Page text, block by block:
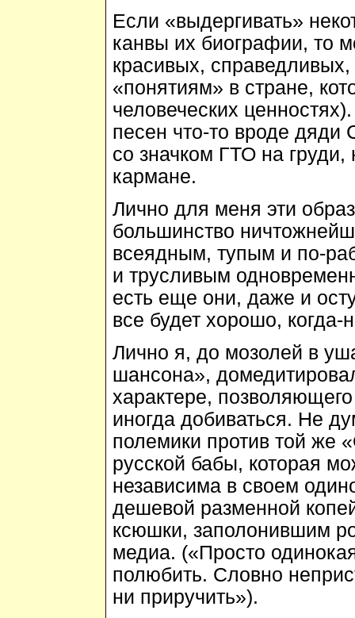
Если «выдергивать»
канвы их биографии, то
красивых,
«понятиям» в стране,
человеческих
песен что-то вроде дяди
со значком ГТО на
кармане.
Лично для меня эти
большинство
всеядным, тупым и по-
и трусливым
есть еще они, даже и
все будет хорошо, когда-
Лично я, до мозолей в
шансона»,
характере,
иногда добиваться. Не
полемики против той же
русской бабы, которая
независима в своем
дешевой разменной
ксюшки, заполонившим
медиа. («Просто
полюбить. Словно
ни приручить»).